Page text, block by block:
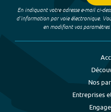
En indiquant votre adresse e-mail ci-
d’information par voie électronique.
en modifiant vos paramètres
Nos
Entreprises